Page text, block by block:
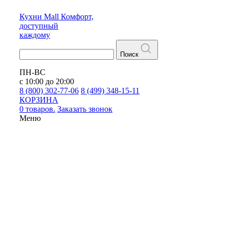
Кухни Mall Комфорт,
доступный
каждому
Поиск
ПН-ВС
с 10:00 до 20:00
8 (800) 302-77-06 8 (499) 348-15-11
КОРЗИНА
0 товаров. Заказать звонок
Меню